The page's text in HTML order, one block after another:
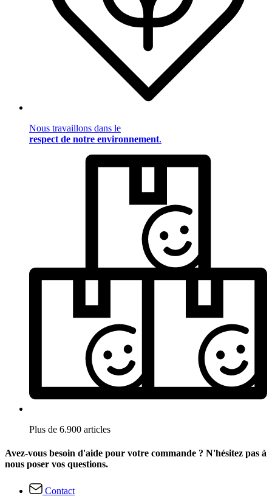
Nous travaillons dans le
respect de notre environnement.
Plus de 6.900 articles
Avez-vous besoin d'aide pour votre commande ? N'hésitez pas à
nous poser vos questions.
Contact